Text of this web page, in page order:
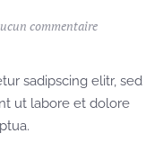
commentairesur
sadipscing elitr, sed
ut labore et dolore